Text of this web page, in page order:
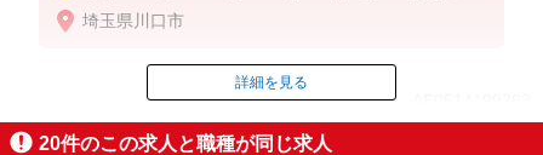
全支給(ガソリン代含む)＞
埼玉県川口市
ID：AE0514199783
詳細を見る
20件のこの求人と職種が同じ求人